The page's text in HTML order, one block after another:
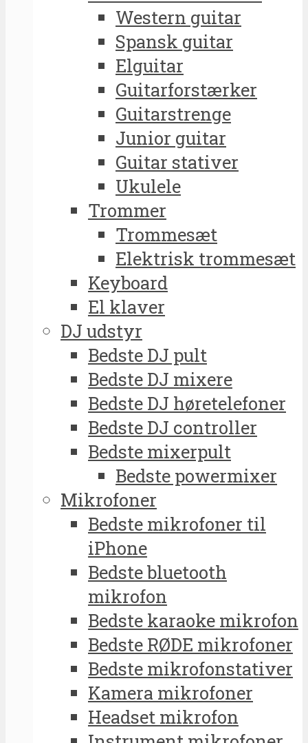
Western guitar
Spansk guitar
Elguitar
Guitarforstærker
Guitarstrenge
Junior guitar
Guitar stativer
Ukulele
Trommer
Trommesæt
Elektrisk trommesæt
Keyboard
El klaver
DJ udstyr
Bedste DJ pult
Bedste DJ mixere
Bedste DJ høretelefoner
Bedste DJ controller
Bedste mixerpult
Bedste powermixer
Mikrofoner
Bedste mikrofoner til
iPhone
Bedste bluetooth
mikrofon
Bedste karaoke mikrofon
Bedste RØDE mikrofoner
Bedste mikrofonstativer
Kamera mikrofoner
Headset mikrofon